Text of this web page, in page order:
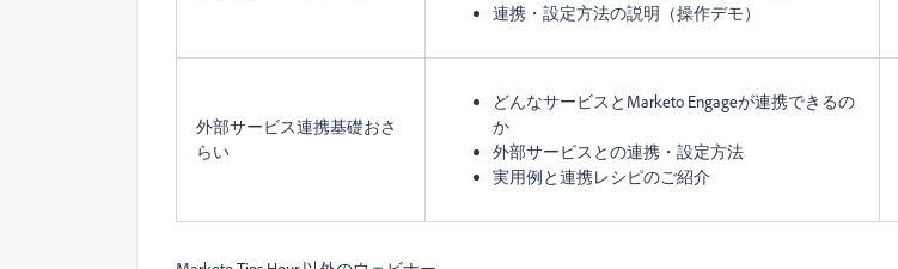
連携・設定方法の説明（操作デモ）
外部サービス連携基礎おさ
らい
どんなサービスとMarketo Engageが連携できるの
か
外部サービスとの連携・設定方法
実用例と連携レシピのご紹介